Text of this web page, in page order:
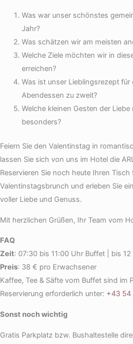
Was war unser schönstes
Jahr?
Was schätzen wir am meisten
Welche Ziele möchten wir in
erreichen?
Was ist unser Lieblingsrezept
Abendessen zu zweit?
Welche kleinen Gesten der
besonders?
Feiern Sie den Valentinstag in
lassen Sie sich von uns im Hotel die
Reservieren Sie noch heute Ihren Tisch
Valentinstagsbrunch und erleben Sie
voller Liebe und Genuss.
Mit herzlichen Grüßen, Ihr Team vom
FAQ
Zeit: 07:30 bis 11:00 Uhr Buffet | bis
Preis: 38 € pro Erwachsener
Kaffee, Tee & Säfte vom Buffet sind im
Reservierung erforderlich unter: +43 54
Sonst noch wichtig
Gratis Parkplatz bzw. Bushaltestelle